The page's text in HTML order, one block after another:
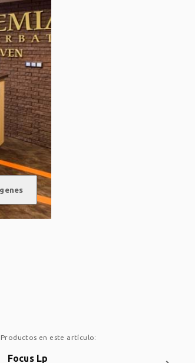
Productos en este artículo:
Focus Lp